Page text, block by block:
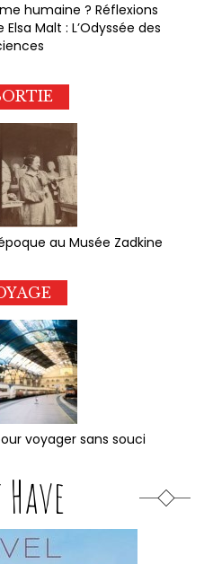
humaine ? Réflexions
Malt : L’Odyssée des
au Musée Zadkine
voyager sans souci